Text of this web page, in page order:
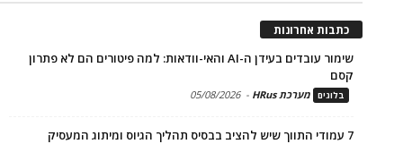
כתבות אחרונות
שימור עובדים בעידן ה-AI והאי-וודאות: למה פיטורים הם לא פתרון
קסם
בלוגים מערכת HRus -
05/08/2026
7 עמודי התווך שיש להציב בבסיס תהליך הגיוס ומיתוג המעסיק